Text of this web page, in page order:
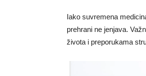
Iako suvremena
prehrani ne jenjava.
života i preporukama